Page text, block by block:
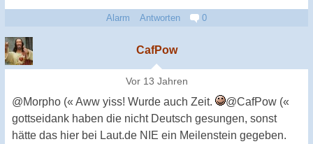
Alarm Antworten 0
CafPow
Vor 13 Jahren
@Morpho (« Aww yiss! Wurde auch Zeit.
@CafPow («
gottseidank haben die nicht Deutsch gesungen, sonst
hätte das hier bei Laut.de NIE ein Meilenstein gegeben.